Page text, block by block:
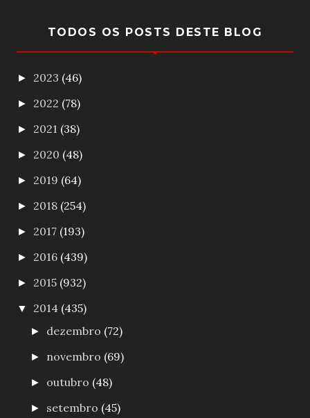
TODOS OS POSTS DESTE BLOG
► 2023 (46)
► 2022 (78)
► 2021 (38)
► 2020 (48)
► 2019 (64)
► 2018 (254)
► 2017 (193)
► 2016 (439)
► 2015 (932)
▼ 2014 (435)
► dezembro (72)
► novembro (69)
► outubro (48)
► setembro (45)